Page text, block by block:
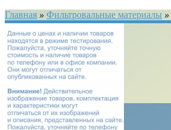
Главная » Фильтровальные материалы »